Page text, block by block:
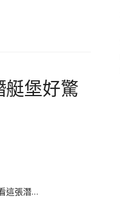
艇堡好驚
這張潛…